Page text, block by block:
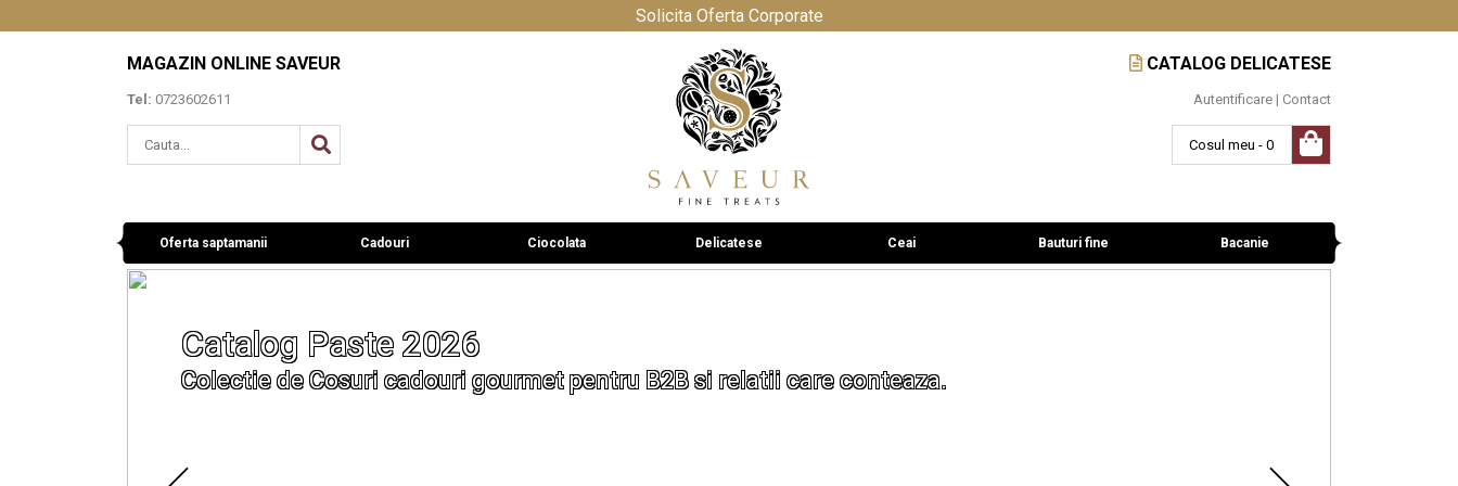
Solicita Oferta Corporate
MAGAZIN ONLINE SAVEUR
Tel: 0723602611
CATALOG DELICATESE
Autentificare | Contact
Cosul meu - 0
Oferta saptamanii Cadouri Ciocolata Delicatese Ceai Bauturi fine Bacanie
Catalog Paste 2026
Colectie de Cosuri cadouri gourmet pentru B2B si relatii care conteaza.